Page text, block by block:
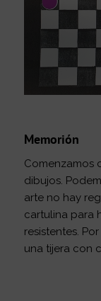
Memorión
Comenzamos
dibujos.
arte no hay
cartulina para
resistentes.
una tijera con